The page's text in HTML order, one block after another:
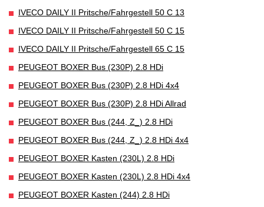
IVECO DAILY II Pritsche/Fahrgestell 50 C 13
IVECO DAILY II Pritsche/Fahrgestell 50 C 15
IVECO DAILY II Pritsche/Fahrgestell 65 C 15
PEUGEOT BOXER Bus (230P) 2.8 HDi
PEUGEOT BOXER Bus (230P) 2.8 HDi 4x4
PEUGEOT BOXER Bus (230P) 2.8 HDi Allrad
PEUGEOT BOXER Bus (244, Z_) 2.8 HDi
PEUGEOT BOXER Bus (244, Z_) 2.8 HDi 4x4
PEUGEOT BOXER Kasten (230L) 2.8 HDi
PEUGEOT BOXER Kasten (230L) 2.8 HDi 4x4
PEUGEOT BOXER Kasten (244) 2.8 HDi